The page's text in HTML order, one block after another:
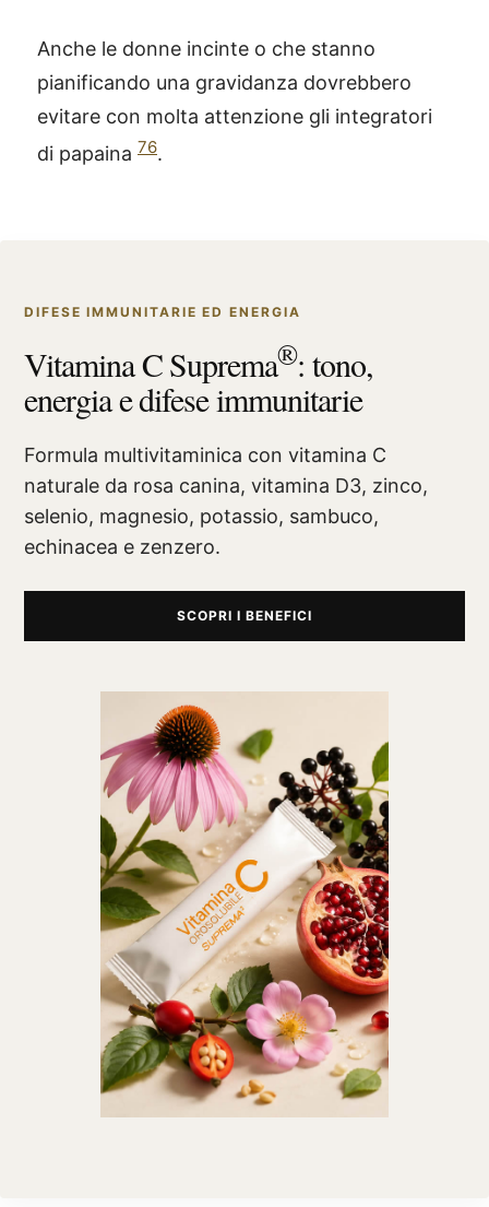
Anche le donne incinte o che stanno
pianificando una gravidanza dovrebbero
evitare con molta attenzione gli integratori
di papaina 76.
DIFESE IMMUNITARIE ED ENERGIA
Vitamina C Suprema®: tono,
energia e difese immunitarie
Formula multivitaminica con vitamina C
naturale da rosa canina, vitamina D3, zinco,
selenio, magnesio, potassio, sambuco,
echinacea e zenzero.
SCOPRI I BENEFICI